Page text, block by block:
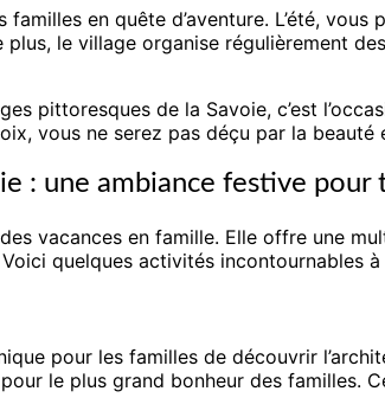
en quête d’aventure. L’été,
le village organise régulièrement
pittoresques de la Savoie, c’est
vous ne serez pas déçu par la beauté
: une ambiance festive
vacances en famille. Elle offre une
quelques activités incontournables
pour les familles de découvrir
le plus grand bonheur des familles.